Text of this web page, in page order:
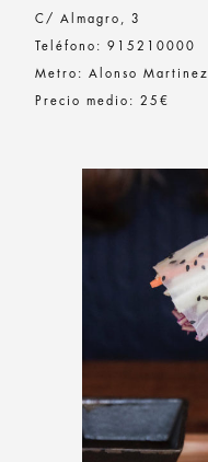
C/ Almagro, 3
Teléfono: 915210000
Metro: Alonso Martinez
Precio medio: 25€